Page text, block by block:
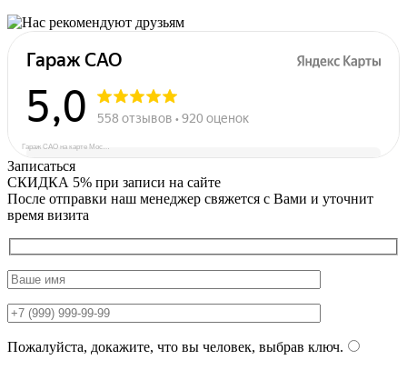
Записаться
СКИДКА 5% при записи на сайте
После отправки наш менеджер свяжется с Вами и уточнит
время визита
Пожалуйста, докажите, что вы человек, выбрав ключ.